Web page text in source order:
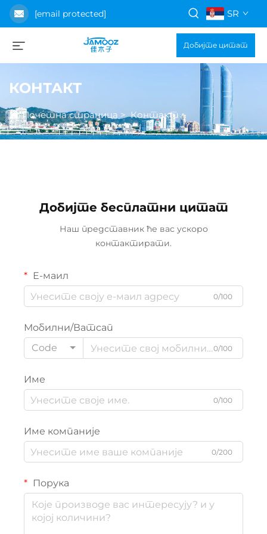
[email protected] SR
Добијте цитат
КОНТАКТ
Почетна страница >Контакт
Добијте бесплатни цитат
Наш представник ће вас ускоро
контактирати.
Е-маил
0/100
Мобилни/Ватсап
Code
0/100
Име
0/100
Име компаније
0/200
Порука